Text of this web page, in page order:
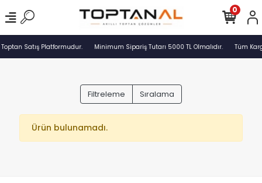
Satış Platformudur. Minimum Sipariş Tutarı 5000 TL Olmalıdır. Tüm
0
Filtreleme Sıralama
Ürün bulunamadı.